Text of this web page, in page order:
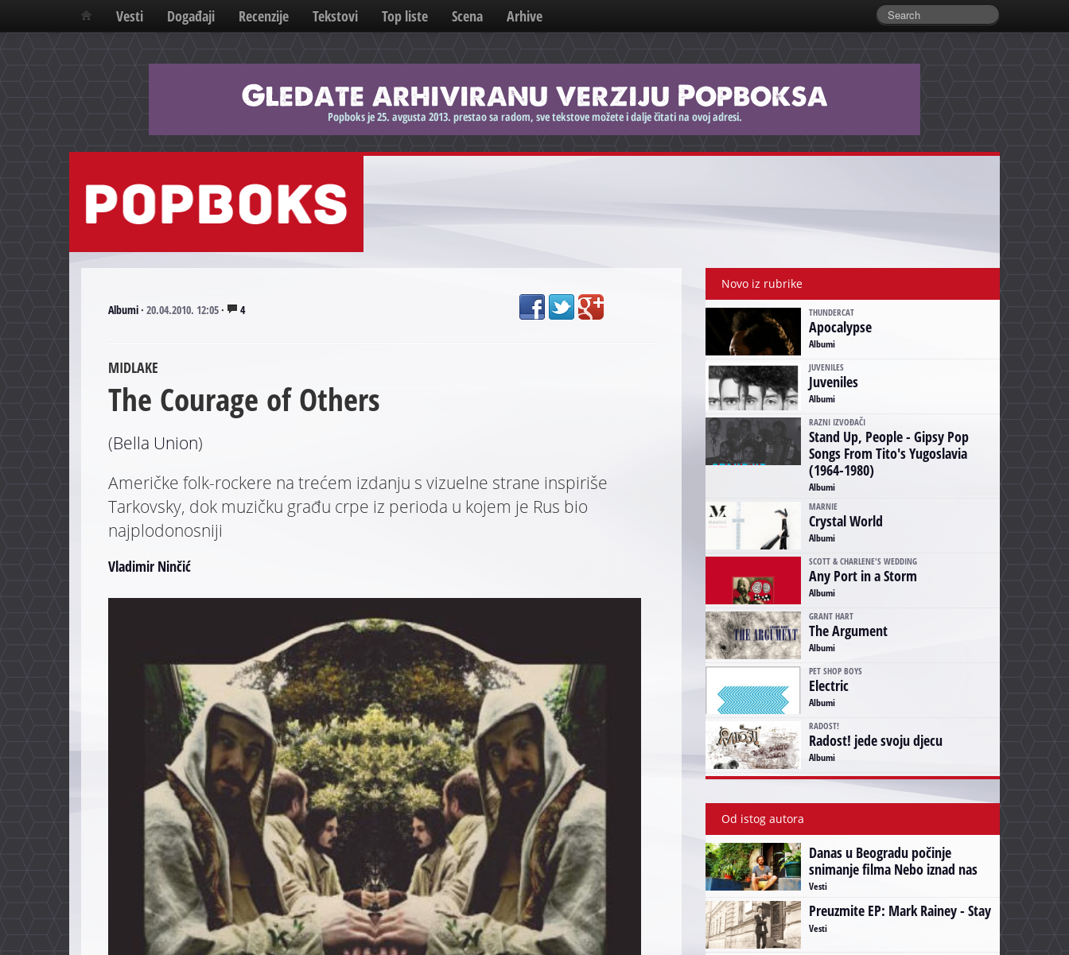
Vesti Događaji Recenzije Tekstovi Top liste Scena Arhive
Albumi· 20.04.2010. 12:05· 4
MIDLAKE
The Courage of Others
(Bella Union)
Američke folk-rockere na trećem izdanju s vizuelne strane inspiriše
Tarkovsky, dok muzičku građu crpe iz perioda u kojem je Rus bio
najplodonosniji
Vladimir Ninčić
Novo iz rubrike
THUNDERCAT
Apocalypse
Albumi
JUVENILES
Juveniles
Albumi
RAZNI IZVOĐAČI
Stand Up, People - Gipsy Pop
Songs From Tito's Yugoslavia
(1964-1980)
Albumi
MARNIE
Crystal World
Albumi
SCOTT & CHARLENE'S WEDDING
Any Port in a Storm
Albumi
GRANT HART
The Argument
Albumi
PET SHOP BOYS
Electric
Albumi
RADOST!
Radost! jede svoju djecu
Albumi
Od istog autora
Danas u Beogradu počinje
snimanje filma Nebo iznad nas
Vesti
Preuzmite EP: Mark Rainey - Stay
Vesti